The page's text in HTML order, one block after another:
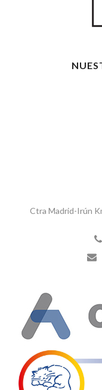
Ctra Madrid-Irún